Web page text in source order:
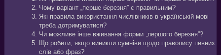
Чому варіант „перше березня” є правильним?
Які правила використання числівників в українській мові
треба дотримуватися?
Чи можливе інше вживання форми „першого березня”?
Що робити, якщо виникли сумніви щодо правопису певних
слів або фраз?